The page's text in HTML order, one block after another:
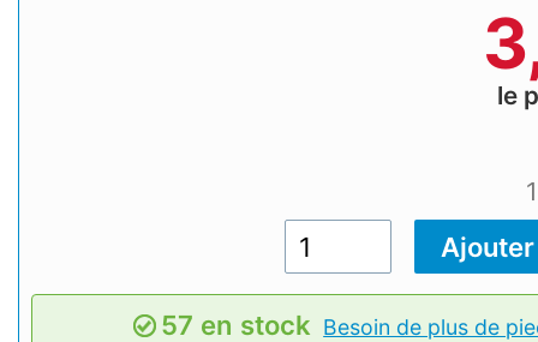
le
57 en stock Besoin de plus de